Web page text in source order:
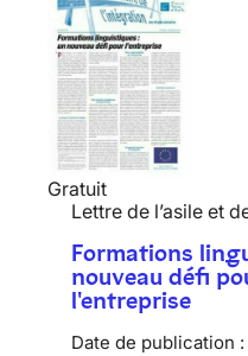
Gratuit
Lettre de l’asile et
Formations
nouveau défi
l'entreprise
Date de publication :